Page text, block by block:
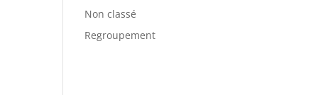
Non classé
Regroupement